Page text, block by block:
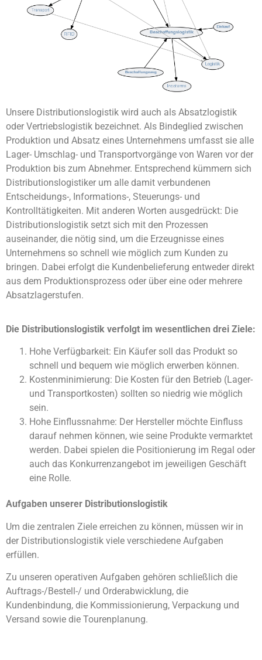
Unsere Distributionslogistik wird auch als Absatzlogistik
oder Vertriebslogistik bezeichnet. Als Bindeglied zwischen
Produktion und Absatz eines Unternehmens umfasst sie alle
Lager- Umschlag- und Transportvorgänge von Waren vor der
Produktion bis zum Abnehmer. Entsprechend kümmern sich
Distributionslogistiker um alle damit verbundenen
Entscheidungs-, Informations-, Steuerungs- und
Kontrolltätigkeiten. Mit anderen Worten ausgedrückt: Die
Distributionslogistik setzt sich mit den Prozessen
auseinander, die nötig sind, um die Erzeugnisse eines
Unternehmens so schnell wie möglich zum Kunden zu
bringen. Dabei erfolgt die Kundenbelieferung entweder direkt
aus dem Produktionsprozess oder über eine oder mehrere
Absatzlagerstufen.
Die Distributionslogistik verfolgt im wesentlichen drei Ziele:
Hohe Verfügbarkeit: Ein Käufer soll das Produkt so
schnell und bequem wie möglich erwerben können.
Kostenminimierung: Die Kosten für den Betrieb (Lager-
und Transportkosten) sollten so niedrig wie möglich
sein.
Hohe Einflussnahme: Der Hersteller möchte Einfluss
darauf nehmen können, wie seine Produkte vermarktet
werden. Dabei spielen die Positionierung im Regal oder
auch das Konkurrenzangebot im jeweiligen Geschäft
eine Rolle.
Aufgaben unserer Distributionslogistik
Um die zentralen Ziele erreichen zu können, müssen wir in
der Distributionslogistik viele verschiedene Aufgaben
erfüllen.
Zu unseren operativen Aufgaben gehören schließlich die
Auftrags-/Bestell-/ und Orderabwicklung, die
Kundenbindung, die Kommissionierung, Verpackung und
Versand sowie die Tourenplanung.